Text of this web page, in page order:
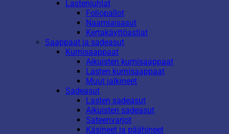
Lastenjuhlat
Foliopallot
Naamiaisasut
Kertakäyttöastiat
Saappaat ja sadeasut
Kumisaappaat
Aikuisten kumisaappaat
Lasten kumisaappaat
Muut jalkineet
Sadeasut
Lasten sadeasut
Aikuisten sadeasut
Sateenvarjot
Käsineet ja päähineet